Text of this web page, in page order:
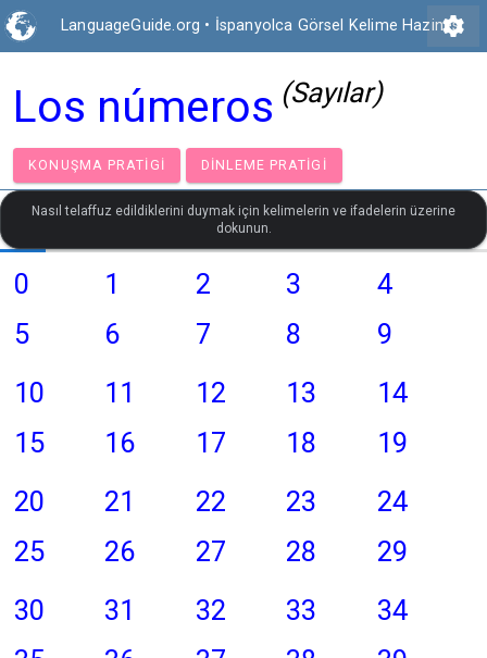
LanguageGuide.org • İspanyolca Görsel Kelime Hazinesi
settings
Los números (Sayılar)
KONUŞMA PRATIGI DINLEME PRATIGI
Nasıl telaffuz edildiklerini duymak için kelimelerin ve ifadelerin üzerine
dokunun.
0 1 2 3
4
5
6 7 8
9
10
11 12 13
14
15
16 17 18
19
20
21 22 23
24
25
26 27 28
29
30
31 32 33
34